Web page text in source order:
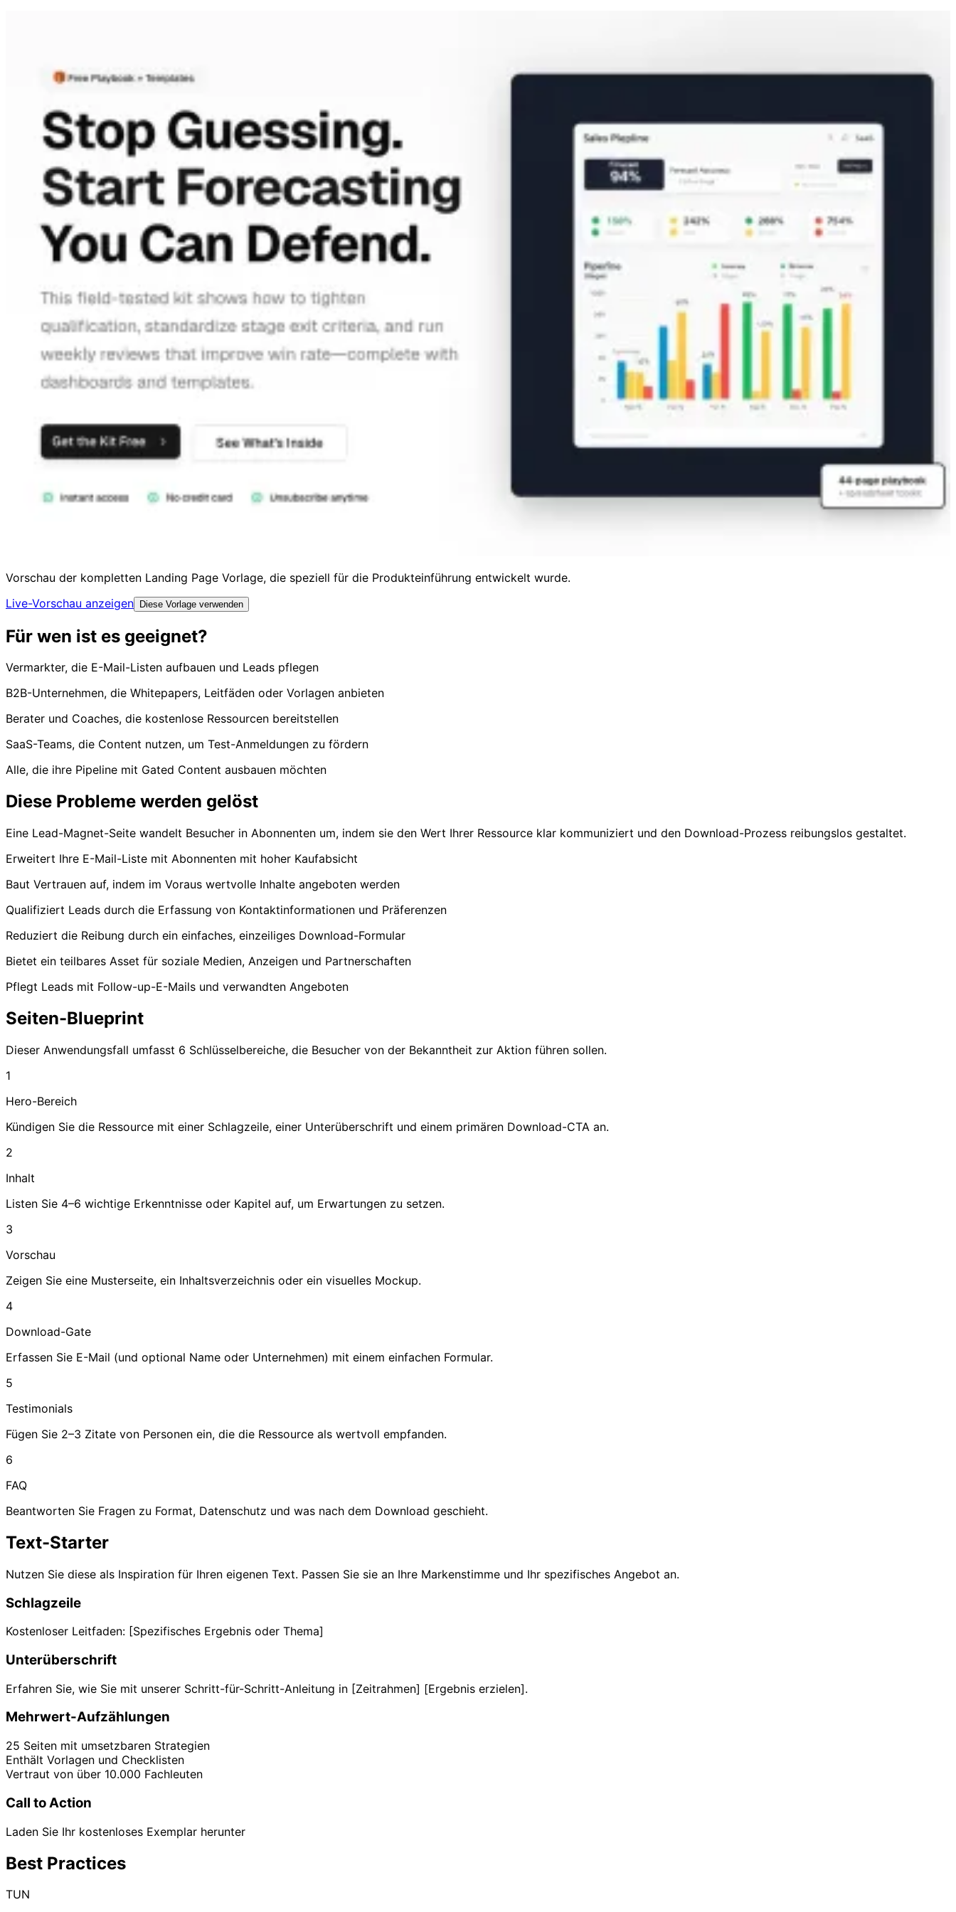
Vorschau der kompletten Landing Page Vorlage, die speziell für die Produkteinführung entwickelt wurde.
Live-Vorschau anzeigen Diese Vorlage verwenden
Für wen ist es geeignet?
Vermarkter, die E-Mail-Listen aufbauen und Leads pflegen
B2B-Unternehmen, die Whitepapers, Leitfäden oder Vorlagen anbieten
Berater und Coaches, die kostenlose Ressourcen bereitstellen
SaaS-Teams, die Content nutzen, um Test-Anmeldungen zu fördern
Alle, die ihre Pipeline mit Gated Content ausbauen möchten
Diese Probleme werden gelöst
Eine Lead-Magnet-Seite wandelt Besucher in Abonnenten um, indem sie den Wert Ihrer Ressource klar kommuniziert und den Download-Prozess reibungslos gestaltet.
Erweitert Ihre E-Mail-Liste mit Abonnenten mit hoher Kaufabsicht
Baut Vertrauen auf, indem im Voraus wertvolle Inhalte angeboten werden
Qualifiziert Leads durch die Erfassung von Kontaktinformationen und Präferenzen
Reduziert die Reibung durch ein einfaches, einzeiliges Download-Formular
Bietet ein teilbares Asset für soziale Medien, Anzeigen und Partnerschaften
Pflegt Leads mit Follow-up-E-Mails und verwandten Angeboten
Seiten-Blueprint
Dieser Anwendungsfall umfasst 6 Schlüsselbereiche, die Besucher von der Bekanntheit zur Aktion führen sollen.
1
Hero-Bereich
Kündigen Sie die Ressource mit einer Schlagzeile, einer Unterüberschrift und einem primären Download-CTA an.
2
Inhalt
Listen Sie 4–6 wichtige Erkenntnisse oder Kapitel auf, um Erwartungen zu setzen.
3
Vorschau
Zeigen Sie eine Musterseite, ein Inhaltsverzeichnis oder ein visuelles Mockup.
4
Download-Gate
Erfassen Sie E-Mail (und optional Name oder Unternehmen) mit einem einfachen Formular.
5
Testimonials
Fügen Sie 2–3 Zitate von Personen ein, die die Ressource als wertvoll empfanden.
6
FAQ
Beantworten Sie Fragen zu Format, Datenschutz und was nach dem Download geschieht.
Text-Starter
Nutzen Sie diese als Inspiration für Ihren eigenen Text. Passen Sie sie an Ihre Markenstimme und Ihr spezifisches Angebot an.
Schlagzeile
Kostenloser Leitfaden: [Spezifisches Ergebnis oder Thema]
Unterüberschrift
Erfahren Sie, wie Sie mit unserer Schritt-für-Schritt-Anleitung in [Zeitrahmen] [Ergebnis erzielen].
Mehrwert-Aufzählungen
25 Seiten mit umsetzbaren Strategien
Enthält Vorlagen und Checklisten
Vertraut von über 10.000 Fachleuten
Call to Action
Laden Sie Ihr kostenloses Exemplar herunter
Best Practices
TUN